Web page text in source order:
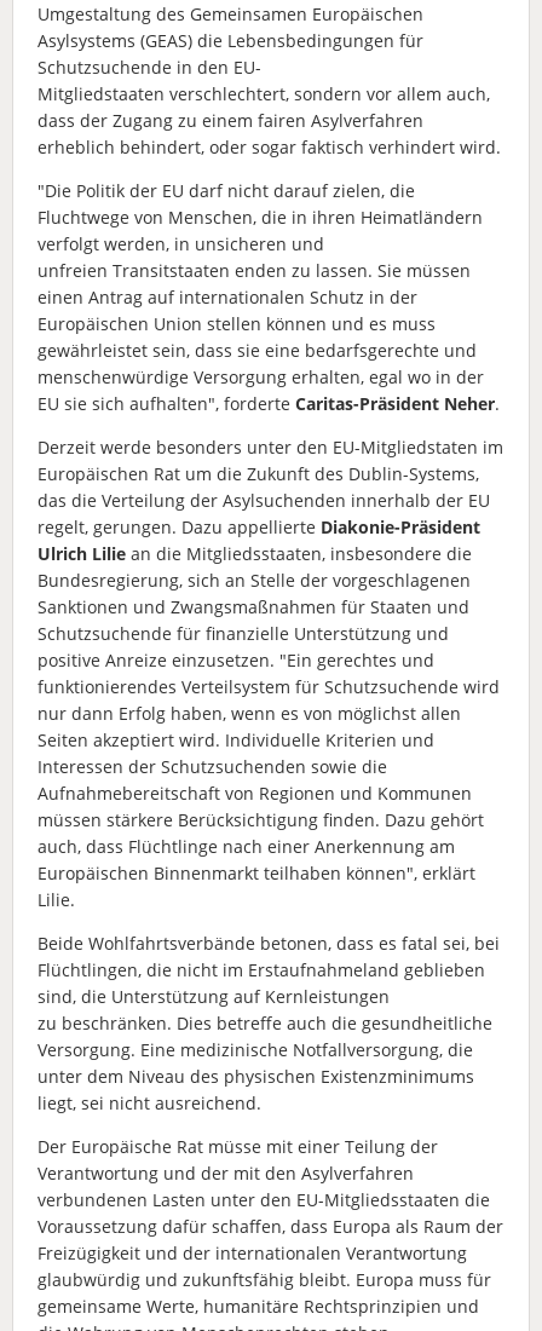
Umgestaltung des Gemeinsamen Europäischen
Asylsystems (GEAS) die Lebensbedingungen für
Schutzsuchende in den EU-
Mitgliedstaaten verschlechtert, sondern vor allem auch,
dass der Zugang zu einem fairen Asylverfahren
erheblich behindert, oder sogar faktisch verhindert wird.
"Die Politik der EU darf nicht darauf zielen, die
Fluchtwege von Menschen, die in ihren Heimatländern
verfolgt werden, in unsicheren und
unfreien Transitstaaten enden zu lassen. Sie müssen
einen Antrag auf internationalen Schutz in der
Europäischen Union stellen können und es muss
gewährleistet sein, dass sie eine bedarfsgerechte und
menschenwürdige Versorgung erhalten, egal wo in der
EU sie sich aufhalten", forderte Caritas-Präsident Neher.
Derzeit werde besonders unter den EU-Mitgliedstaten im
Europäischen Rat um die Zukunft des Dublin-Systems,
das die Verteilung der Asylsuchenden innerhalb der EU
regelt, gerungen. Dazu appellierte Diakonie-Präsident
Ulrich Lilie an die Mitgliedsstaaten, insbesondere die
Bundesregierung, sich an Stelle der vorgeschlagenen
Sanktionen und Zwangsmaßnahmen für Staaten und
Schutzsuchende für finanzielle Unterstützung und
positive Anreize einzusetzen. "Ein gerechtes und
funktionierendes Verteilsystem für Schutzsuchende wird
nur dann Erfolg haben, wenn es von möglichst allen
Seiten akzeptiert wird. Individuelle Kriterien und
Interessen der Schutzsuchenden sowie die
Aufnahmebereitschaft von Regionen und Kommunen
müssen stärkere Berücksichtigung finden. Dazu gehört
auch, dass Flüchtlinge nach einer Anerkennung am
Europäischen Binnenmarkt teilhaben können", erklärt
Lilie.
Beide Wohlfahrtsverbände betonen, dass es fatal sei, bei
Flüchtlingen, die nicht im Erstaufnahmeland geblieben
sind, die Unterstützung auf Kernleistungen
zu beschränken. Dies betreffe auch die gesundheitliche
Versorgung. Eine medizinische Notfallversorgung, die
unter dem Niveau des physischen Existenzminimums
liegt, sei nicht ausreichend.
Der Europäische Rat müsse mit einer Teilung der
Verantwortung und der mit den Asylverfahren
verbundenen Lasten unter den EU-Mitgliedsstaaten die
Voraussetzung dafür schaffen, dass Europa als Raum der
Freizügigkeit und der internationalen Verantwortung
glaubwürdig und zukunftsfähig bleibt. Europa muss für
gemeinsame Werte, humanitäre Rechtsprinzipien und